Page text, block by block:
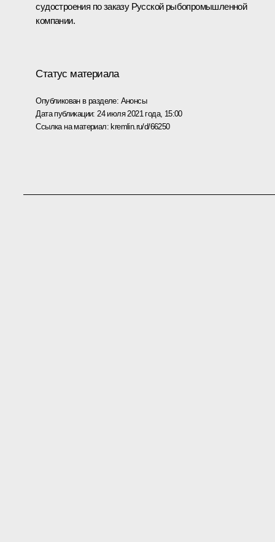
судостроения по заказу Русской рыбопромышленной
компании.
Статус материала
Опубликован в разделе: Анонсы
Дата публикации: 24 июля 2021 года, 15:00
Ссылка на материал: kremlin.ru/d/66250